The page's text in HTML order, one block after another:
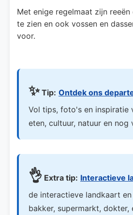
Met enige regelmaat zijn
te zien en ook vossen en
voor.
✨Tip: Ontdek ons
Vol tips, foto's en inspiratie
eten, cultuur, natuur en nog
👌 Extra tip: Interactieve
de interactieve landkaart
bakker, supermarkt, dokter,